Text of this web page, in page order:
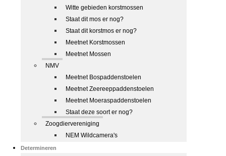
Witte gebieden korstmossen
Staat dit mos er nog?
Staat dit korstmos er nog?
Meetnet Korstmossen
Meetnet Mossen
NMV
Meetnet Bospaddenstoelen
Meetnet Zeereeppaddenstoelen
Meetnet Moeraspaddenstoelen
Staat deze soort er nog?
Zoogdiervereniging
NEM Wildcamera's
Determineren